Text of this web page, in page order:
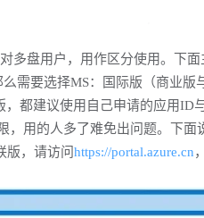
盘用户，用作区分使用。下面
需要选择MS：国际版（商业版
都建议使用自己申请的应用ID
用的人多了难免出问题。下面
版，请访问 https://portal.azure.cn